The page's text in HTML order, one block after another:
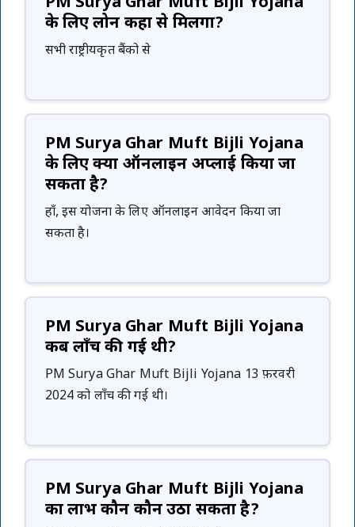
के लिए लोन कहा से मिलेंगा?
सभी राष्ट्रीयकृत बैंको से
PM Surya Ghar Muft Bijli Yojana
के लिए क्या ऑनलाइन अप्लाई किया जा
सकता है?
हाँ, इस योजना के लिए ऑनलाइन आवेदन किया जा
सकता है।
PM Surya Ghar Muft Bijli Yojana
कब लॉंच की गई थी?
PM Surya Ghar Muft Bijli Yojana 13 फ़रवरी
2024 को लॉंच की गई थी।
PM Surya Ghar Muft Bijli Yojana
का लाभ कौन कौन उठा सकता है?